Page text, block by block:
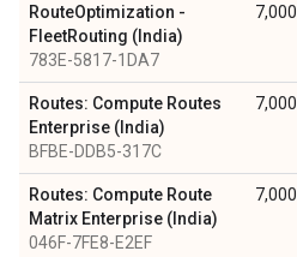
RouteOptimization -
FleetRouting (India)
783E-5817-1DA7
7,000
Routes: Compute Routes
Enterprise (India)
BFBE-DDB5-317C
7,000
Routes: Compute Route
Matrix Enterprise (India)
046F-7FE8-E2EF
7,000